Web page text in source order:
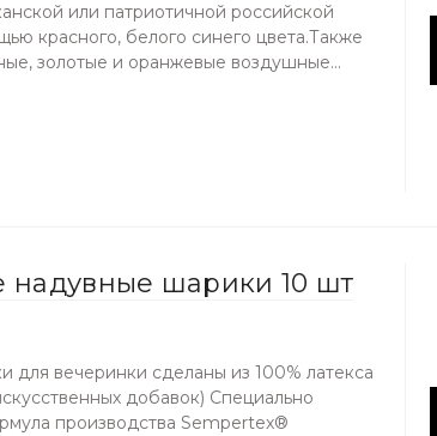
или патриотичной российской
красного, белого синего цвета.Также
золотые и оранжевые воздушные...
шарики 10 шт
вечеринки сделаны из 100% латекса
добавок) Специально
производства Sempertex®